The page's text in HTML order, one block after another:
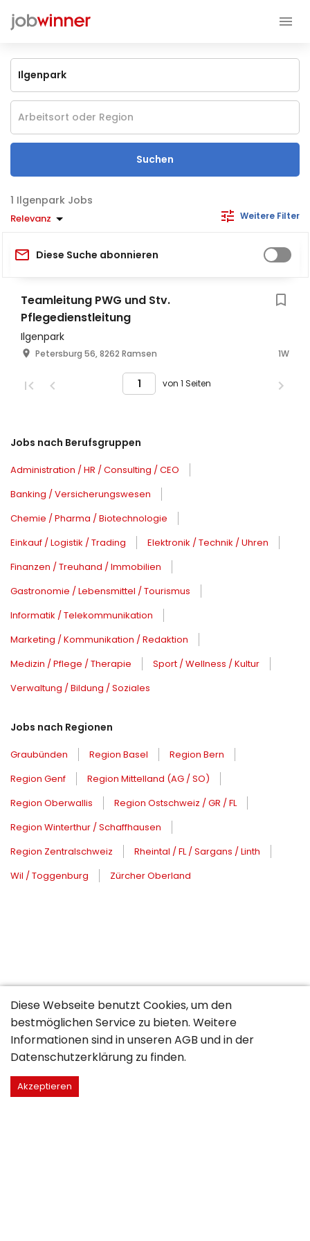
Suchen
Ilgenpark Jobs
Relevanz Weitere Filter
Diese Suche abonnieren
Teamleitung PWG und Stv.
Pflegedienstleitung
Ilgenpark
Petersburg 56, 8262 Ramsen 1W
von 1 Seiten
Jobs nach Berufsgruppen
Administration / HR / Consulting / CEO
Banking / Versicherungswesen
Chemie / Pharma / Biotechnologie
Einkauf / Logistik / Trading
Elektronik / Technik / Uhren
Finanzen / Treuhand / Immobilien
Gastronomie / Lebensmittel / Tourismus
Informatik / Telekommunikation
Marketing / Kommunikation / Redaktion
Medizin / Pflege / Therapie
Sport / Wellness / Kultur
Verwaltung / Bildung / Soziales
Jobs nach Regionen
Graubünden Region Basel
Region Bern
Region Genf
Region Mittelland (AG / SO)
Region Oberwallis
Region Ostschweiz / GR / FL
Region Winterthur / Schaffhausen
Region Zentralschweiz
Rheintal / FL / Sargans / Linth
Wil / Toggenburg
Zürcher Oberland
Diese Webseite benutzt Cookies, um den
bestmöglichen Service zu bieten. Weitere
Informationen sind in unserenAGB und in der
Datenschutzerklärung zu finden.
Akzeptieren